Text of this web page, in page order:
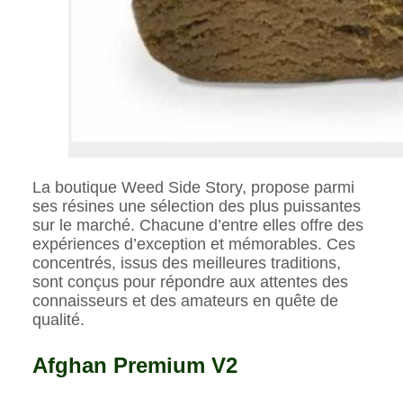
La boutique Weed Side Story, propose parmi
ses résines une sélection des plus puissantes
sur le marché. Chacune d’entre elles offre des
expériences d’exception et mémorables. Ces
concentrés, issus des meilleures traditions,
sont conçus pour répondre aux attentes des
connaisseurs et des amateurs en quête de
qualité.
Afghan Premium V2